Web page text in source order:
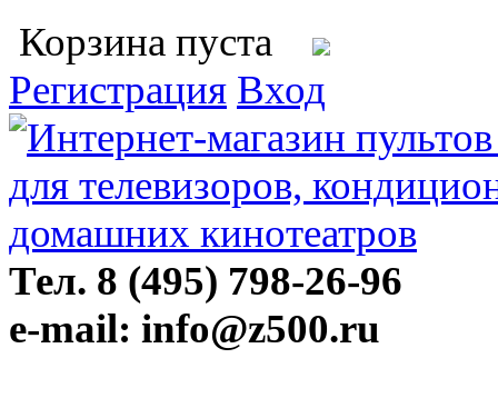
Корзина пуста
Регистрация Вход
Тел. 8 (495) 798-26-96
e-mail: info@z500.ru